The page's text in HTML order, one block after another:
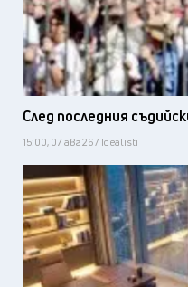
След последния
15:00, 07 авг 26 / Idealisti